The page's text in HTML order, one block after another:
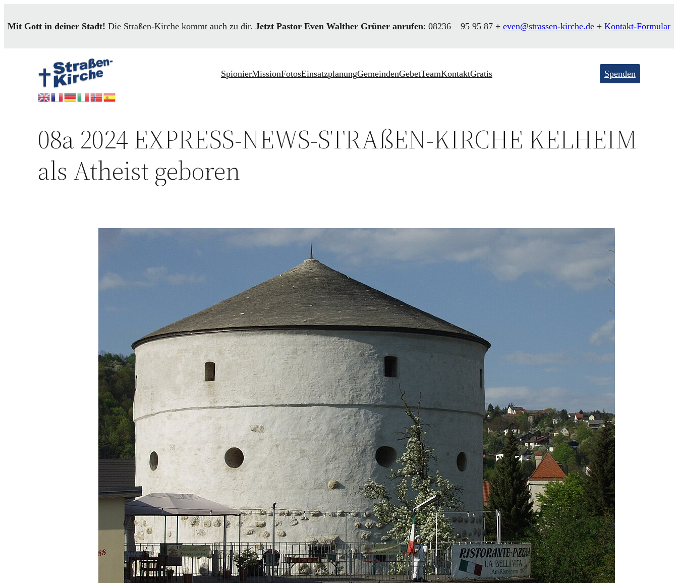
Mit Gott in deiner Stadt! Die Straßen-Kirche kommt auch zu dir. Jetzt Pastor Even Walther Grüner anrufen: 08236 – 95 95 87 + even@strassen-kirche.de + Kontakt-Formular
SpionierMissionFotosEinsatzplanungGemeindenGebetTeamKontaktGratis Spenden
08a 2024 EXPRESS-NEWS-STRAßEN-KIRCHE KELHEIM
als Atheist geboren